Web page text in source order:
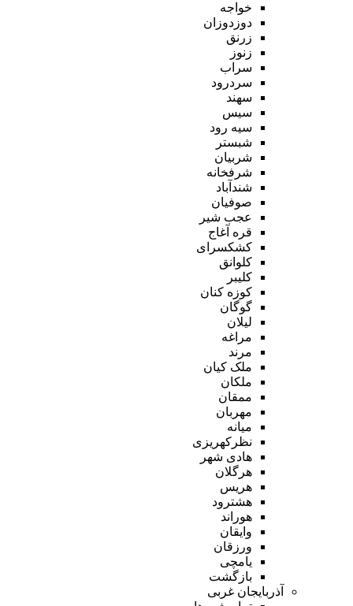
خواجه
دوزدوزان
زرنق
زنوز
سراب
سردرود
سهند
سیس
سیه رود
شبستر
شربیان
شرفخانه
شندآباد
صوفیان
عجب شیر
قره آغاج
کشکسرای
کلوانق
کلیبر
کوزه کنان
گوگان
لیلان
مراغه
مرند
ملک کیان
ملکان
ممقان
مهربان
میانه
نظرکهریزی
هادی شهر
هرگلان
هریس
هشترود
هوراند
وایقان
ورزقان
یامچی
بازگشت
آذربایجان غربی